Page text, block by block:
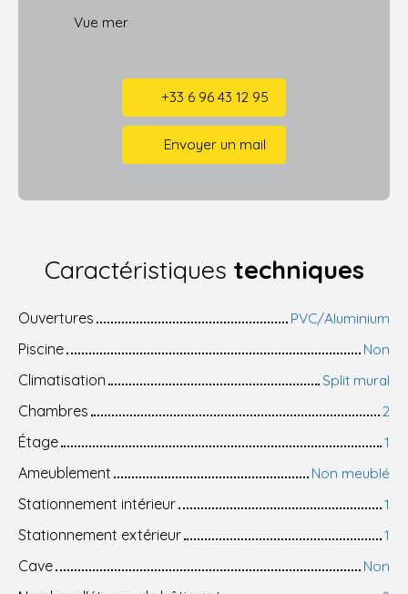
Vue mer
+33 6 96 43 12 95
Envoyer un mail
Caractéristiques techniques
Ouvertures
PVC/Aluminium
Piscine
Non
Climatisation
Split mural
Chambres
2
Étage
1
Ameublement
Non meublé
Stationnement intérieur
1
Stationnement extérieur
1
Cave
Non